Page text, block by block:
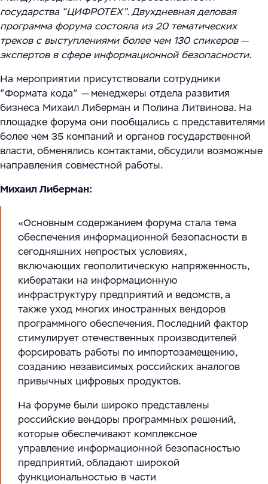
WMS Управление складом
Системы визуального контроля на основе ИИ
Системы стандартизации и управления данными
для логистических и производственных
комплексов
Решения для производственной безопасности
Программное обеспечение для интеграции
автоматизированного и роботизированного
Интеллектуальная обработка документов (IDP) в
международной логистике и транспорте
Импортозамещение
Модели сотрудничества
Блог
Мероприятия
Работа
Юридическая информация
Main
Warehouse Logistics and Automation
Связаться с нами
государства “ЦИФРОТЕХ”. Двухдневная деловая
программа форума состояла из 20 тематических
треков с выступлениями более чем 130 спикеров —
экспертов в сфере информационной безопасности.
На мероприятии присутствовали сотрудники
“Формата кода” —менеджеры отдела развития
бизнеса Михаил Либерман и Полина Литвинова. На
площадке форума они пообщались с представителями
более чем 35 компаний и органов государственной
власти, обменялись контактами, обсудили возможные
направления совместной работы.
Михаил Либерман:
«Основным содержанием форума стала тема
обеспечения информационной безопасности в
сегодняшних непростых условиях,
включающих геополитическую напряженность,
кибератаки на информационную
инфраструктуру предприятий и ведомств, а
также уход многих иностранных вендоров
программного обеспечения. Последний фактор
стимулирует отечественных производителей
форсировать работы по импортозамещению,
созданию независимых российских аналогов
привычных цифровых продуктов.
На форуме были широко представлены
российские вендоры программных решений,
которые обеспечивают комплексное
управление информационной безопасностью
предприятий, обладают широкой
функциональностью в части